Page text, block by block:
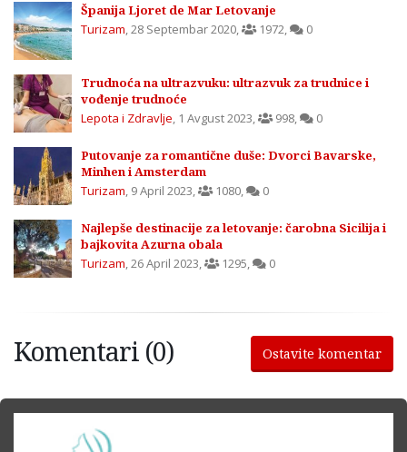
Španija Ljoret de Mar Letovanje
Turizam,28 Septembar 2020, 1972, 0
Trudnoća na ultrazvuku: ultrazvuk za trudnice i
vođenje trudnoće
Lepota i Zdravlje, 1 Avgust 2023, 998, 0
Putovanje za romantične duše: Dvorci Bavarske,
Minhen i Amsterdam
Turizam, 9 April 2023, 1080, 0
Najlepše destinacije za letovanje: čarobna Sicilija i
bajkovita Azurna obala
Turizam,26 April 2023, 1295, 0
Komentari (0) Ostavite komentar